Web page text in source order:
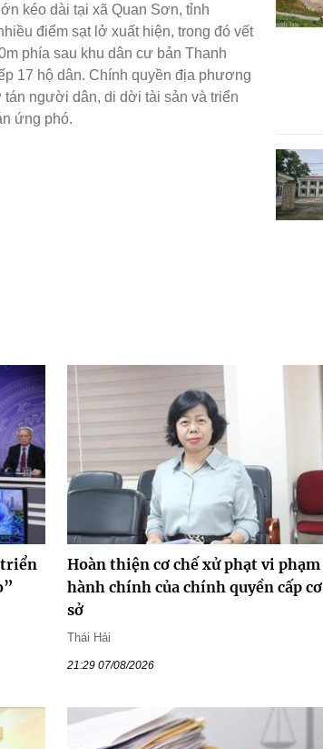
kéo dài tại xã Quan Sơn, tỉnh
điểm sạt lở xuất hiện, trong đó vết
phía sau khu dân cư bản Thanh
17 hộ dân. Chính quyền địa phương
người dân, di dời tài sản và triển
ứng phó.
triển
Hoàn thiện cơ chế xử phạt vi phạm
hành chính của chính quyền cấp cơ
sở
Thái Hải
21:29 07/08/2026